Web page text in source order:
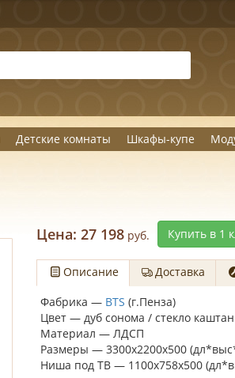
Детские комнаты Шкафы-купе
Цена: 27 198 руб. Купить в 1
Описание Доставка
Фабрика — BTS (г.Пенза)
Цвет — дуб сонома / стекло каштан
Материал — ЛДСП
Размеры — 3300х2200х500
Ниша под ТВ — 1100х758х500